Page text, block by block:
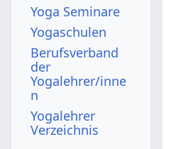
Yoga Seminare
Yogaschulen
Berufsverband
der
Yogalehrer/inne
n
Yogalehrer
Verzeichnis